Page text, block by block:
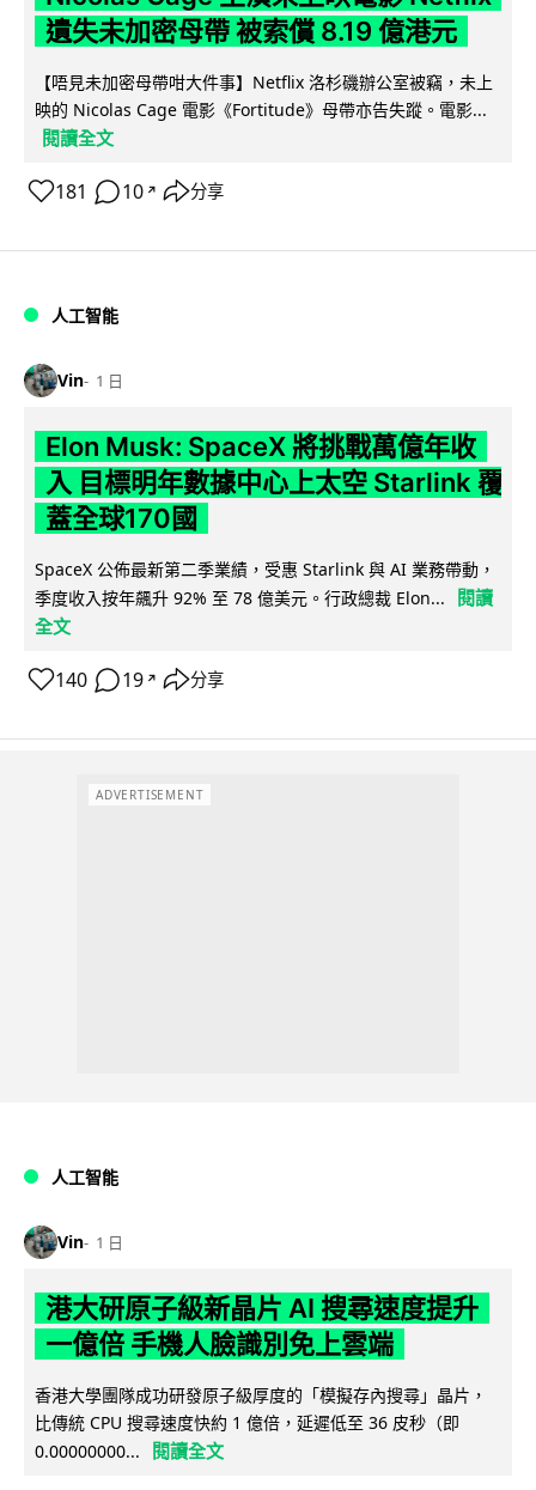
遺失未加密母帶 被索償 8.19 億港元
【唔見未加密母帶咁大件事】Netflix 洛杉磯辦公室被竊，未上
映的 Nicolas Cage 電影《Fortitude》母帶亦告失蹤。電影...
閱讀全文
181 10 ↗ 分享
人工智能
Vin 1 日
Elon Musk: SpaceX 將挑戰萬億年收
入 目標明年數據中心上太空 Starlink 覆
蓋全球170國
SpaceX 公佈最新第二季業績，受惠 Starlink 與 AI 業務帶動，
季度收入按年飆升 92% 至 78 億美元。行政總裁 Elon...
閱讀
全文
140 19 ↗ 分享
ADVERTISEMENT
人工智能
Vin 1 日
港大研原子級新晶片 AI 搜尋速度提升
一億倍 手機人臉識別免上雲端
香港大學團隊成功研發原子級厚度的「模擬存內搜尋」晶片，
比傳統 CPU 搜尋速度快約 1 億倍，延遲低至 36 皮秒（即
0.00000000...
閱讀全文